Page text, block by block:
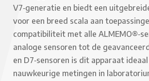
V7‑generatie en biedt een
voor een breed scala aan
compatibiliteit met alle
analoge sensoren tot de
en D7‑sensoren is dit apparaat
nauwkeurige metingen in